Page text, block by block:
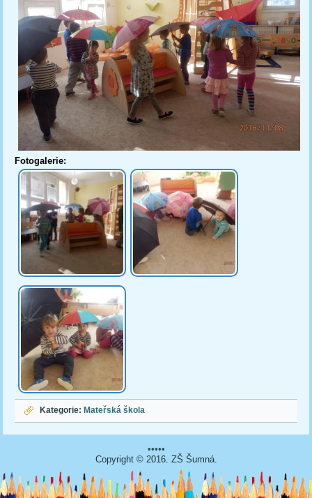
Fotogalerie:
Kategorie: Mateřská škola
•••••
Copyright © 2016. ZŠ Šumná.